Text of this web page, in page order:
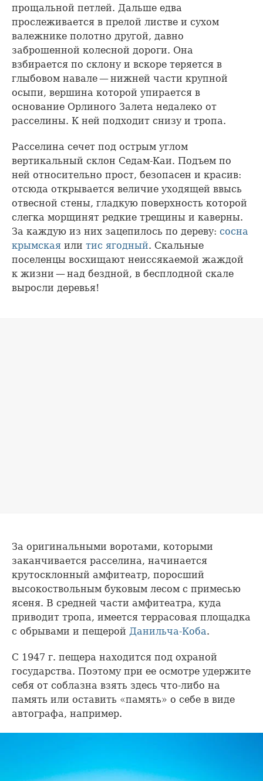
прощальной петлей. Дальше едва
прослеживается в прелой листве и сухом
валежнике полотно другой, давно
заброшенной колесной дороги. Она
взбирается по склону и вскоре теряется в
глыбовом навале — нижней части крупной
осыпи, вершина которой упирается в
основание Орлиного Залета недалеко от
расселины. К ней подходит снизу и тропа.
Расселина сечет под острым углом
вертикальный склон Седам-Каи. Подъем по
ней относительно прост, безопасен и красив:
отсюда открывается величие уходящей ввысь
отвесной стены, гладкую поверхность которой
слегка морщинят редкие трещины и каверны.
За каждую из них зацепилось по дереву: сосна
крымская или тис ягодный. Скальные
поселенцы восхищают неиссякаемой жаждой
к жизни — над бездной, в бесплодной скале
выросли деревья!
За оригинальными воротами, которыми
заканчивается расселина, начинается
крутосклонный амфитеатр, поросший
высокоствольным буковым лесом с примесью
ясеня. В средней части амфитеатра, куда
приводит тропа, имеется террасовая площадка
с обрывами и пещерой Данильча-Коба.
С 1947 г. пещера находится под охраной
государства. Поэтому при ее осмотре удержите
себя от соблазна взять здесь что-либо на
память или оставить «память» о себе в виде
автографа, например.